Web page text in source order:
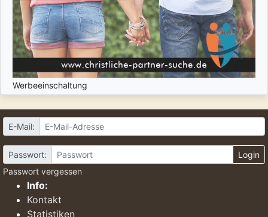
Werbeeinschaltung
E-Mail:
Passwort:
Login
Passwort vergessen
Info:
Kontakt
Statistiken